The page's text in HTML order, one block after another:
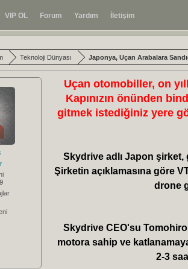
VIP OL Forum Yardım İletişim
Teknoloji Dünyası Japonya, Uçan Arabalara
Uçan otomobiller, on
Kapınızın önünden
gitmek istediğiniz yere
Skydrive adlı Japon
Şirketin açıklamasına göre
drone
Skydrive CEO'su Tomohiro
motora sahip ve
2-3